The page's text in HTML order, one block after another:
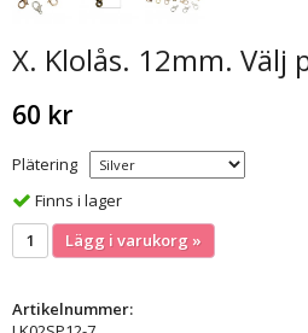
X. Klolås. 12mm. Välj
60 kr
Plätering
Finns i lager
Lägg i varukorg »
Artikelnummer: